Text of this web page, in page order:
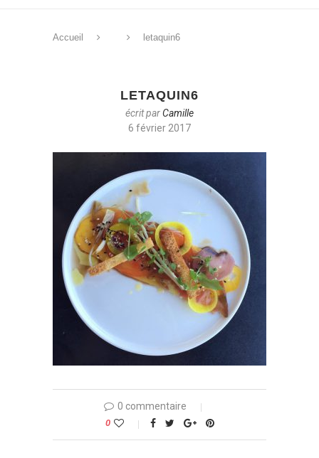
Accueil letaquin6
LETAQUIN6
écrit parCamille
6 février 2017
0 commentaire
0